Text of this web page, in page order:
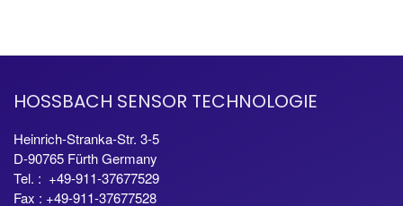
HOSSBACH SENSOR TECHNOLOGIE
Heinrich-Stranka-Str. 3-5
D-90765 Fürth Germany
Tel. : +49-911-37677529
Fax : +49-911-37677528